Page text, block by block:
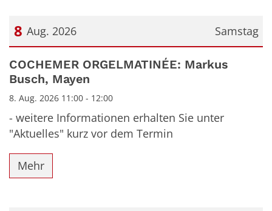
Samstag
8 Aug. 2026
Datum: 8. August 2026
COCHEMER ORGELMATINÉE: Markus
Busch, Mayen
8. Aug. 2026 11:00 - 12:00
- weitere Informationen erhalten Sie unter
"Aktuelles" kurz vor dem Termin
Mehr